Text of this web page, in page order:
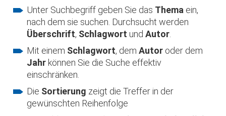
Unter Suchbegriff geben Sie das Thema ein,
nach dem sie suchen. Durchsucht werden
Überschrift, Schlagwort undAutor
Mit einem Schlagwort, demAutor oder dem
Jahr können Sie die Suche effektiv
einschränken.
Die Sortierung zeigt die Treffer in der
gewünschten Reihenfolge